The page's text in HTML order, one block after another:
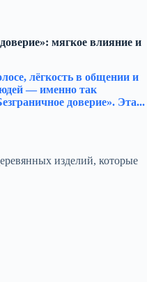
мягкое влияние и
лёгкость в общении и
— именно так
доверие». Эта...
изделий, которые